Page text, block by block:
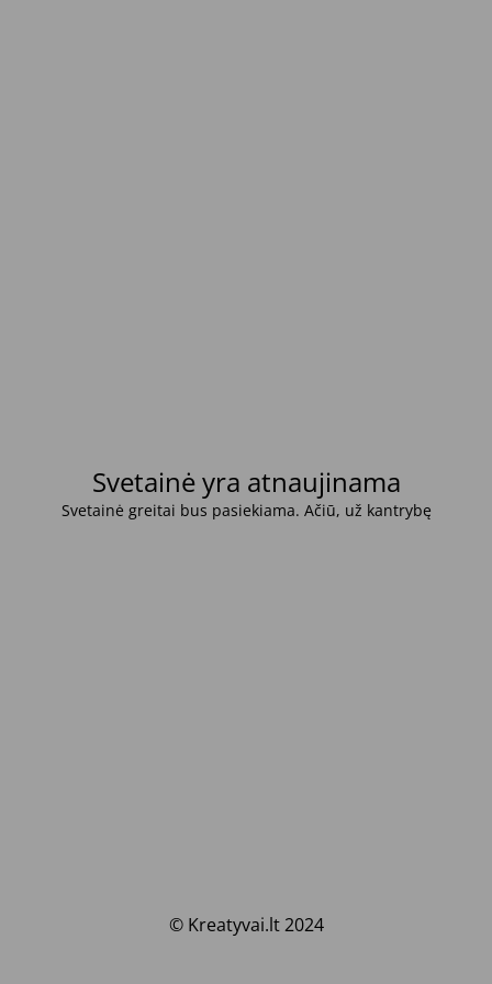
Svetainė yra atnaujinama
Svetainė greitai bus pasiekiama. Ačiū, už kantrybę
© Kreatyvai.lt 2024